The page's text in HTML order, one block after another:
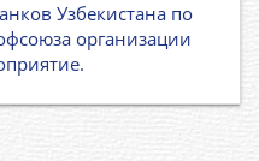
Узбекистана по
организации